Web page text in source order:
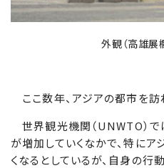
外観（高雄展
ここ数年、アジアの都市を訪
世界観光機関（UNWTO）
が増加していくなかで、特に
くなるとしているが、自身の行